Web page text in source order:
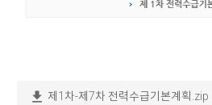
download 제1차-제7차 전력수급기본계획.zip